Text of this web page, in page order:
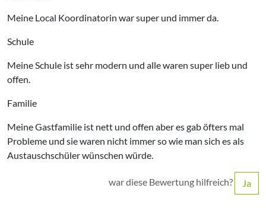
Meine Local Koordinatorin war super und immer da.
Schule
Meine Schule ist sehr modern und alle waren super lieb und
offen.
Familie
Meine Gastfamilie ist nett und offen aber es gab öfters mal
Probleme und sie waren nicht immer so wie man sich es als
Austauschschüler wünschen würde.
war diese Bewertung hilfreich? Ja